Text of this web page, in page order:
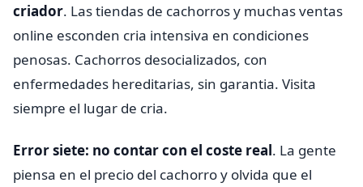
criador. Las tiendas de cachorros y muchas ventas
online esconden cria intensiva en condiciones
penosas. Cachorros desocializados, con
enfermedades hereditarias, sin garantia. Visita
siempre el lugar de cria.
Error siete: no contar con el coste real. La gente
piensa en el precio del cachorro y olvida que el